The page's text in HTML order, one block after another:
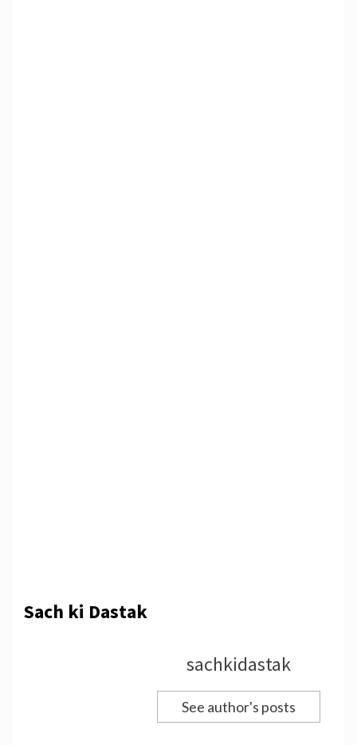
Sach ki Dastak
sachkidastak
See author's posts